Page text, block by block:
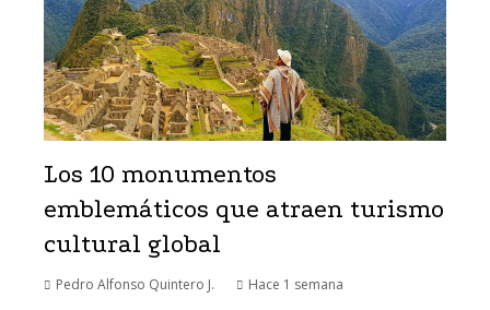
Los 10 monumentos
emblemáticos que atraen turismo
cultural global
Pedro Alfonso Quintero J. Hace 1 semana